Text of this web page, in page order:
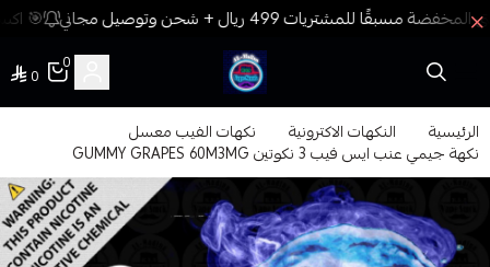
🎯
فيب المدينة
0
0
الرئيسية النكهات الاكترونية نكهات الفيب معسل
نكهة جيمي عنب ايس فيب 3 نكوتين GUMMY GRAPES 60M3MG